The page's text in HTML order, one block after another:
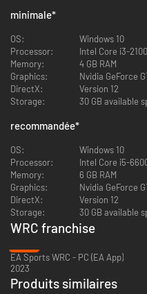
minimale*
OS:
Windows 10
Processor:
Intel Core i3-
Memory:
4 GB RAM
Graphics:
Nvidia GeForce
DirectX:
Version 12
Storage:
30 GB available
recommandée*
OS:
Windows 10
Processor:
Intel Core i5-
Memory:
6 GB RAM
Graphics:
Nvidia GeForce
DirectX:
Version 12
Storage:
30 GB available
WRC franchise
EA Sports WRC - PC (EA App)
2023
Produits similaires